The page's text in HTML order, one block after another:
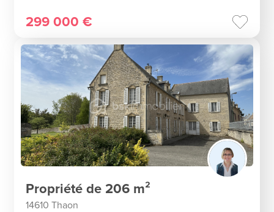
299 000 €
Propriété de 206 m²
14610 Thaon